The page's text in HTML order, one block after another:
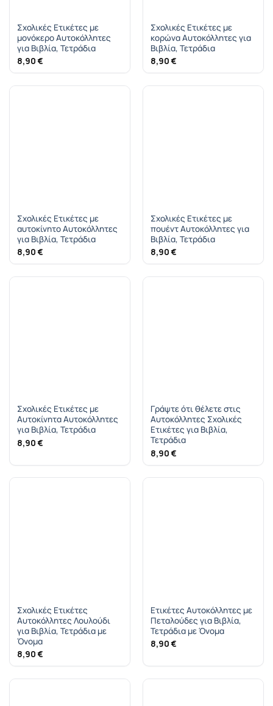
Σχολικές Ετικέτες με
μονόκερο Αυτοκόλλητες
για Βιβλία, Τετράδια
8,90 €
Σχολικές Ετικέτες με
κορώνα Αυτοκόλλητες για
Βιβλία, Τετράδια
8,90 €
Σχολικές Ετικέτες με
αυτοκίνητο Αυτοκόλλητες
για Βιβλία, Τετράδια
8,90 €
Σχολικές Ετικέτες με
πουέντ Αυτοκόλλητες για
Βιβλία, Τετράδια
8,90 €
Σχολικές Ετικέτες με
Αυτοκίνητα Αυτοκόλλητες
για Βιβλία, Τετράδια
8,90 €
Γράψτε ότι θέλετε στις
Αυτοκόλλητες Σχολικές
Ετικέτες για Βιβλία,
Τετράδια
8,90 €
Σχολικές Ετικέτες
Αυτοκόλλητες Λουλούδι
για Βιβλία, Τετράδια με
Όνομα
8,90 €
Ετικέτες Αυτοκόλλητες με
Πεταλούδες για Βιβλία,
Τετράδια με Όνομα
8,90 €